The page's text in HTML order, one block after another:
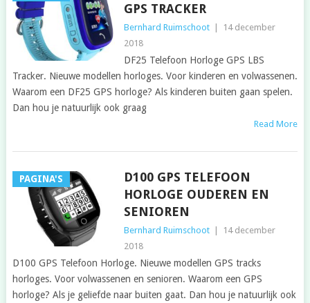
GPS TRACKER
Bernhard Ruimschoot
14 december
2018
DF25 Telefoon Horloge GPS LBS
Tracker. Nieuwe modellen horloges. Voor kinderen en volwassenen.
Waarom een DF25 GPS horloge? Als kinderen buiten gaan spelen.
Dan hou je natuurlijk ook graag
Read More
PAGINA'S
D100 GPS TELEFOON
HORLOGE OUDEREN EN
SENIOREN
Bernhard Ruimschoot
14 december
2018
D100 GPS Telefoon Horloge. Nieuwe modellen GPS tracks
horloges. Voor volwassenen en senioren. Waarom een GPS
horloge? Als je geliefde naar buiten gaat. Dan hou je natuurlijk ook